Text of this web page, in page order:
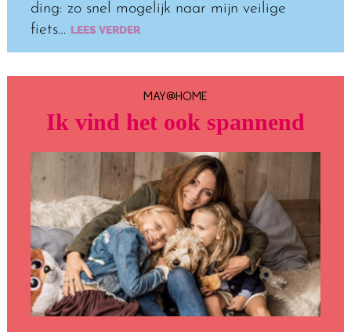
ding: zo snel mogelijk naar mijn veilige
fiets… LEES VERDER
MAY@HOME
Ik vind het ook spannend